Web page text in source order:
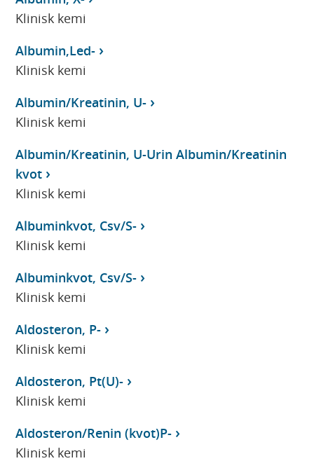
Klinisk kemi
Albumin,Led-
Klinisk kemi
Albumin/Kreatinin, U-
Klinisk kemi
Albumin/Kreatinin, U-Urin Albumin/Kreatinin
kvot
Klinisk kemi
Albuminkvot, Csv/S-
Klinisk kemi
Albuminkvot, Csv/S-
Klinisk kemi
Aldosteron, P-
Klinisk kemi
Aldosteron, Pt(U)-
Klinisk kemi
Aldosteron/Renin (kvot)P-
Klinisk kemi